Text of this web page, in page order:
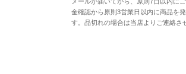
金確認から原則3営業日以内に商品を
す。品切れの場合は当店よりご連絡さ